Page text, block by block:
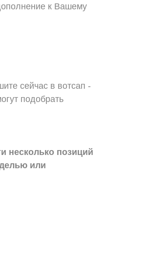
к Вашему
сейчас в вотсап -
подобрать
несколько позиций
или